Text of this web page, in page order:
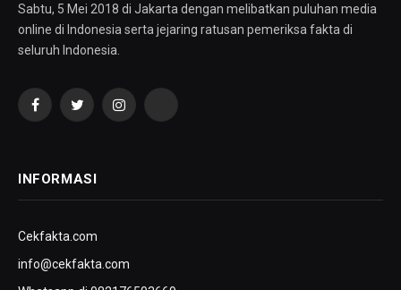
Sabtu, 5 Mei 2018 di Jakarta dengan melibatkan puluhan media
online di Indonesia serta jejaring ratusan pemeriksa fakta di
seluruh Indonesia.
FacebookTwitterInstagramYouTube
INFORMASI
Cekfakta.com
info@cekfakta.com